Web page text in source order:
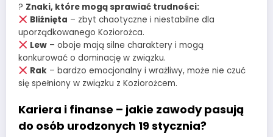
? Znaki, które mogą sprawiać trudności:
Bliźnięta – zbyt chaotyczne i niestabilne dla
uporządkowanego Koziorożca.
Lew – oboje mają silne charaktery i mogą
konkurować o dominację w związku.
Rak – bardzo emocjonalny i wrażliwy, może nie czuć
się spełniony w związku z Koziorożcem.
Kariera i finanse – jakie zawody pasują
do osób urodzonych 19 stycznia?